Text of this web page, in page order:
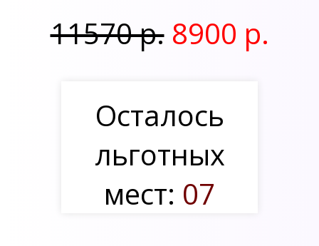
11570 р. 8900 р.
Осталось
льготных
мест: 07